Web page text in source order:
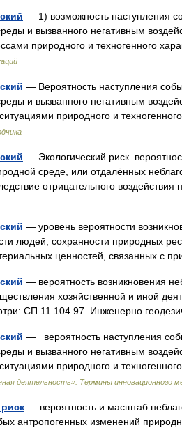
— 1) возможность наступления
и вызванного негативным
природного и техногенного
— Вероятность наступления
и вызванного негативным
природного и
— Экологический риск
среде, или отдалённых
отрицательного
— уровень вероятности
людей, сохранности природных
ценностей, связанных с
— вероятность возникновения
хозяйственной и иной
СП 11 104 97. Инженерно
— вероятность наступления
и вызванного негативным
природного и
деятельность». Термины инновационного
— вероятность и масштаб
антропогенных изменений